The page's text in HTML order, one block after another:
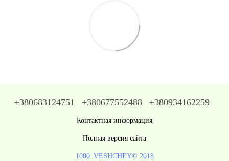
+380683124751 +380677552488 +380934162259
Контактная информация
Полная версия сайта
1000_VESHCHEY© 2018